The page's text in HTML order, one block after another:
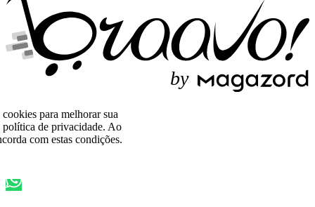
by
para melhorar sua
política de privacidade. Ao
com estas condições.